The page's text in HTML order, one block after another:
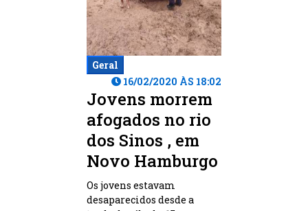
Geral
16/02/2020 ÀS 18:02
Jovens morrem
afogados no rio
dos Sinos , em
Novo Hamburgo
Os jovens estavam
desaparecidos desde a